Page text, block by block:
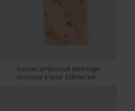
Savon artisanal mariage
senteur Fleur Hibiscus